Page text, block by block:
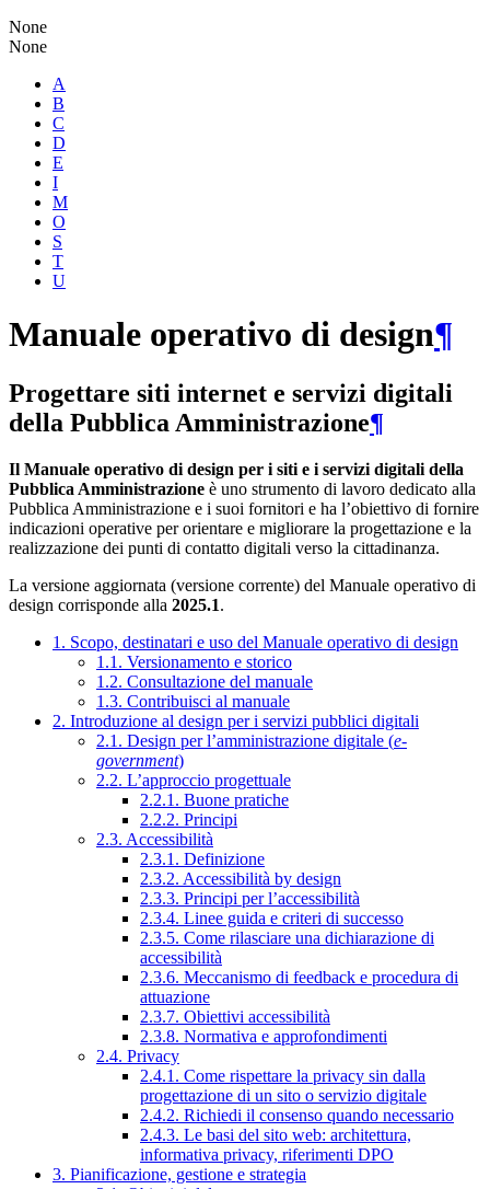
None
None
A
B
C
D
E
I
M
O
S
T
U
Manuale operativo di design¶
Progettare siti internet e servizi digitali
della Pubblica Amministrazione¶
Il Manuale operativo di design per i siti e i servizi digitali della
Pubblica Amministrazione è uno strumento di lavoro dedicato alla
Pubblica Amministrazione e i suoi fornitori e ha l’obiettivo di fornire
indicazioni operative per orientare e migliorare la progettazione e la
realizzazione dei punti di contatto digitali verso la cittadinanza.
La versione aggiornata (versione corrente) del Manuale operativo di
design corrisponde alla 2025.1.
1. Scopo, destinatari e uso del Manuale operativo di design
1.1. Versionamento e storico
1.2. Consultazione del manuale
1.3. Contribuisci al manuale
2. Introduzione al design per i servizi pubblici digitali
2.1. Design per l’amministrazione digitale (e-
government)
2.2. L’approccio progettuale
2.2.1. Buone pratiche
2.2.2. Principi
2.3. Accessibilità
2.3.1. Definizione
2.3.2. Accessibilità by design
2.3.3. Principi per l’accessibilità
2.3.4. Linee guida e criteri di successo
2.3.5. Come rilasciare una dichiarazione di
accessibilità
2.3.6. Meccanismo di feedback e procedura di
attuazione
2.3.7. Obiettivi accessibilità
2.3.8. Normativa e approfondimenti
2.4. Privacy
2.4.1. Come rispettare la privacy sin dalla
progettazione di un sito o servizio digitale
2.4.2. Richiedi il consenso quando necessario
2.4.3. Le basi del sito web: architettura,
informativa privacy, riferimenti DPO
3. Pianificazione, gestione e strategia